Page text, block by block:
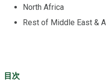
North Africa
Rest of Middle East &
目次